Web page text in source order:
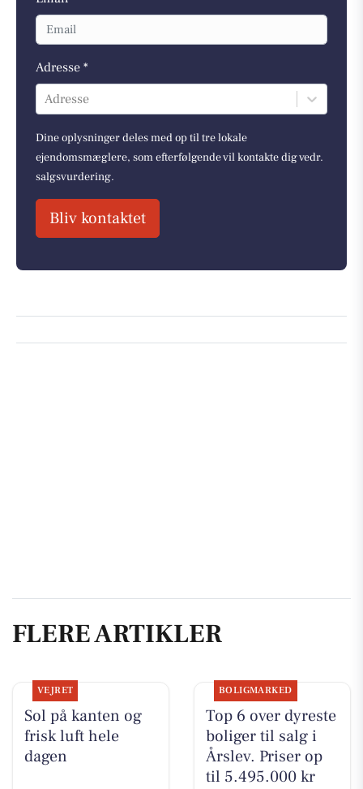
Adresse *
Adresse
Dine oplysninger deles med op til tre lokale
ejendomsmæglere, som efterfølgende vil kontakte dig vedr.
salgsvurdering.
Bliv kontaktet
FLERE ARTIKLER
VEJRET
Sol på kanten og
frisk luft hele
dagen
BOLIGMARKED
Top 6 over dyreste
boliger til salg i
Årslev. Priser op
til 5.495.000 kr